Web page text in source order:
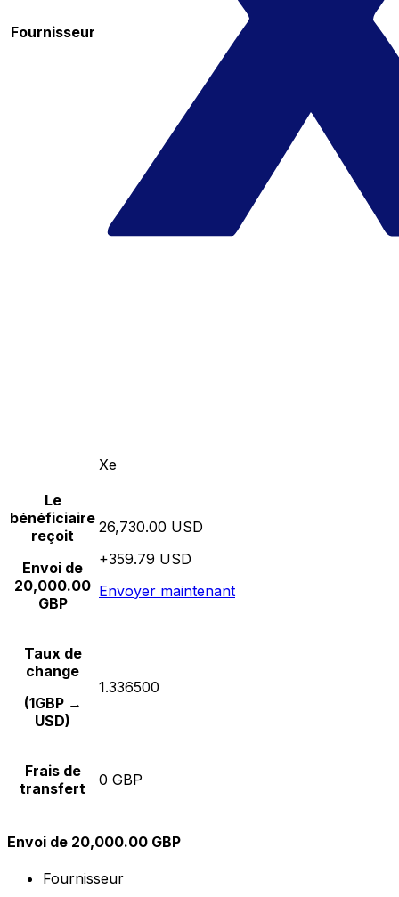
Fournisseur
Xe
Le
bénéficiaire
reçoit
Envoi de
20,000.00
GBP
26,730.00 USD
+359.79 USD
Envoyer maintenant
Taux de
change
(1GBP →
USD)
1.336500
Frais de
transfert
0 GBP
Envoi de 20,000.00 GBP
Fournisseur